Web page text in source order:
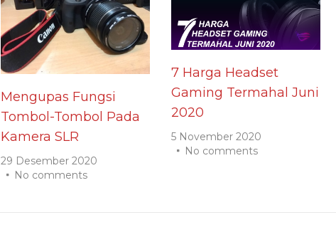
Mengupas Fungsi
Tombol-Tombol Pada
Kamera SLR
29 Desember 2020
No comments
7 Harga Headset
Gaming Termahal Juni
2020
5 November 2020
No comments